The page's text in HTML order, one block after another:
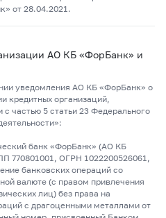
от 28.04.2021.
АО КБ «ФорБанк» и
уведомления АО КБ «ФорБанк» о
кредитных организаций,
с частью 5 статьи 23 Федерального
банк «ФорБанк» (АО КБ
770801001, ОГРН 1022200526061,
банковских операций со
валюте (с правом привлечения
лиц) без права на
с драгоценными металлами от